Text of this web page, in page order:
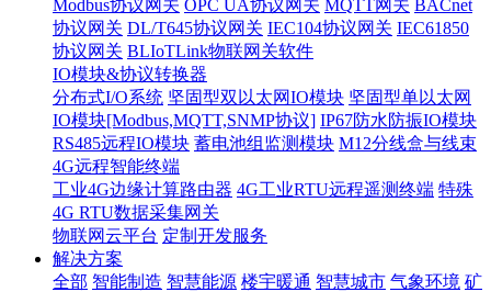
Modbus协议网关 OPC UA协议网关 MQTT网关 BACnet
协议网关 DL/T645协议网关 IEC104协议网关 IEC61850
协议网关 BLIoTLink物联网关软件
IO模块&协议转换器
分布式I/O系统 坚固型双以太网IO模块 坚固型单以太网
IO模块[Modbus,MQTT,SNMP协议] IP67防水防振IO模块
RS485远程IO模块 蓄电池组监测模块 M12分线盒与线束
4G远程智能终端
工业4G边缘计算路由器 4G工业RTU远程遥测终端 特殊
4G RTU数据采集网关
物联网云平台 定制开发服务
解决方案
全部 智能制造 智慧能源 楼宇暖通 智慧城市 气象环境 矿